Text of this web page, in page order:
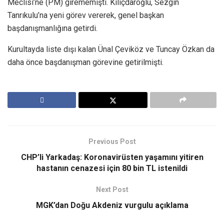
Meclisi’ne (PM) girememişti. Kılıçdaroğlu, Sezgin
Tanrıkulu’na yeni görev vererek, genel başkan
başdanışmanlığına getirdi.
Kurultayda liste dışı kalan Ünal Çeviköz ve Tuncay Özkan da
daha önce başdanışman görevine getirilmişti.
Previous Post
CHP’li Yarkadaş: Koronavirüsten yaşamını yitiren
hastanın cenazesi için 80 bin TL istenildi
Next Post
MGK’dan Doğu Akdeniz vurgulu açıklama